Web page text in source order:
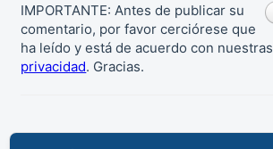
IMPORTANTE: Antes de publicar su
comentario, por favor cerciórese que
ha leído y está de acuerdo con nuestras
privacidad. Gracias.